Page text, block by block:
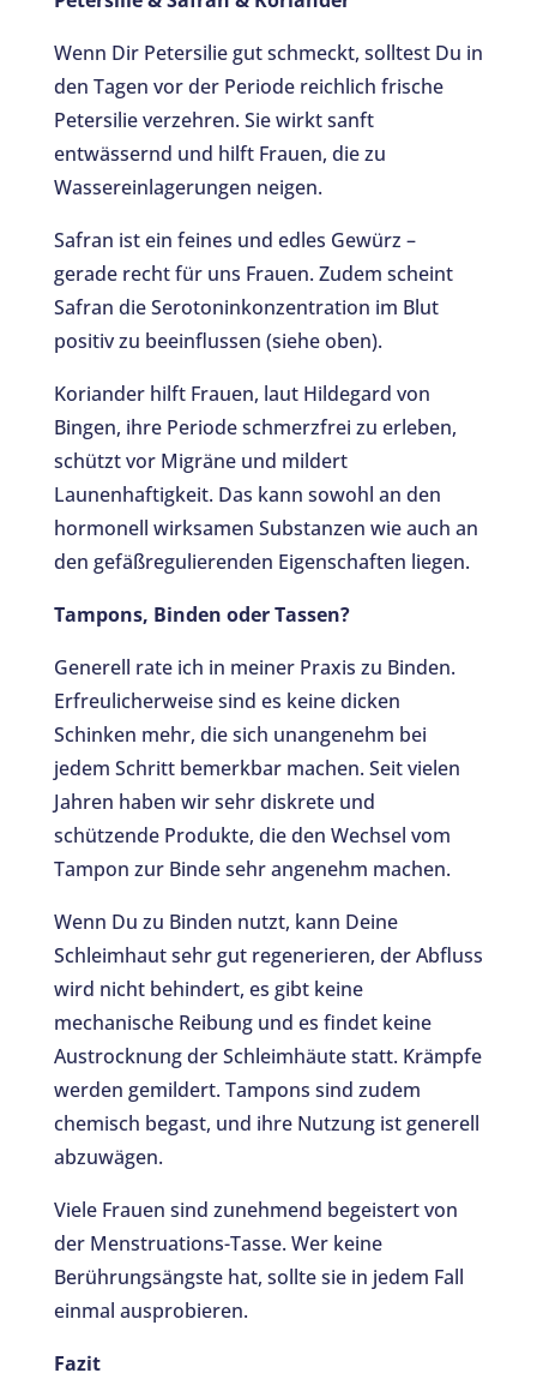
Wenn Dir Petersilie gut schmeckt, solltest Du in
den Tagen vor der Periode reichlich frische
Petersilie verzehren. Sie wirkt sanft
entwässernd und hilft Frauen, die zu
Wassereinlagerungen neigen.
Safran ist ein feines und edles Gewürz –
gerade recht für uns Frauen. Zudem scheint
Safran die Serotoninkonzentration im Blut
positiv zu beeinflussen (siehe oben).
Koriander hilft Frauen, laut Hildegard von
Bingen, ihre Periode schmerzfrei zu erleben,
schützt vor Migräne und mildert
Launenhaftigkeit. Das kann sowohl an den
hormonell wirksamen Substanzen wie auch an
den gefäßregulierenden Eigenschaften liegen.
Tampons, Binden oder Tassen?
Generell rate ich in meiner Praxis zu Binden.
Erfreulicherweise sind es keine dicken
Schinken mehr, die sich unangenehm bei
jedem Schritt bemerkbar machen. Seit vielen
Jahren haben wir sehr diskrete und
schützende Produkte, die den Wechsel vom
Tampon zur Binde sehr angenehm machen.
Wenn Du zu Binden nutzt, kann Deine
Schleimhaut sehr gut regenerieren, der Abfluss
wird nicht behindert, es gibt keine
mechanische Reibung und es findet keine
Austrocknung der Schleimhäute statt. Krämpfe
werden gemildert. Tampons sind zudem
chemisch begast, und ihre Nutzung ist generell
abzuwägen.
Viele Frauen sind zunehmend begeistert von
der Menstruations-Tasse. Wer keine
Berührungsängste hat, sollte sie in jedem Fall
einmal ausprobieren.
Fazit